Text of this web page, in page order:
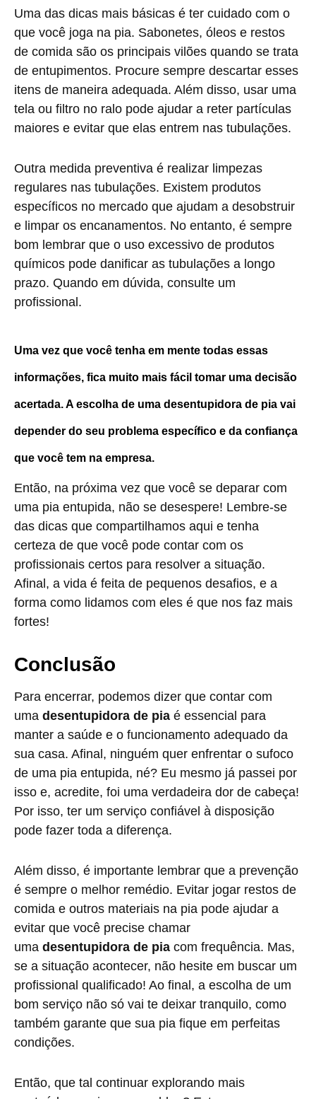
Uma das dicas mais básicas é ter cuidado com o
que você joga na pia. Sabonetes, óleos e restos
de comida são os principais vilões quando se trata
de entupimentos. Procure sempre descartar esses
itens de maneira adequada. Além disso, usar uma
tela ou filtro no ralo pode ajudar a reter partículas
maiores e evitar que elas entrem nas tubulações.
Outra medida preventiva é realizar limpezas
regulares nas tubulações. Existem produtos
específicos no mercado que ajudam a desobstruir
e limpar os encanamentos. No entanto, é sempre
bom lembrar que o uso excessivo de produtos
químicos pode danificar as tubulações a longo
prazo. Quando em dúvida, consulte um
profissional.
Uma vez que você tenha em mente todas essas
informações, fica muito mais fácil tomar uma decisão
acertada. A escolha de uma desentupidora de pia vai
depender do seu problema específico e da confiança
que você tem na empresa.
Então, na próxima vez que você se deparar com
uma pia entupida, não se desespere! Lembre-se
das dicas que compartilhamos aqui e tenha
certeza de que você pode contar com os
profissionais certos para resolver a situação.
Afinal, a vida é feita de pequenos desafios, e a
forma como lidamos com eles é que nos faz mais
fortes!
Conclusão
Para encerrar, podemos dizer que contar com
uma desentupidora de pia é essencial para
manter a saúde e o funcionamento adequado da
sua casa. Afinal, ninguém quer enfrentar o sufoco
de uma pia entupida, né? Eu mesmo já passei por
isso e, acredite, foi uma verdadeira dor de cabeça!
Por isso, ter um serviço confiável à disposição
pode fazer toda a diferença.
Além disso, é importante lembrar que a prevenção
é sempre o melhor remédio. Evitar jogar restos de
comida e outros materiais na pia pode ajudar a
evitar que você precise chamar
uma desentupidora de pia com frequência. Mas,
se a situação acontecer, não hesite em buscar um
profissional qualificado! Ao final, a escolha de um
bom serviço não só vai te deixar tranquilo, como
também garante que sua pia fique em perfeitas
condições.
Então, que tal continuar explorando mais